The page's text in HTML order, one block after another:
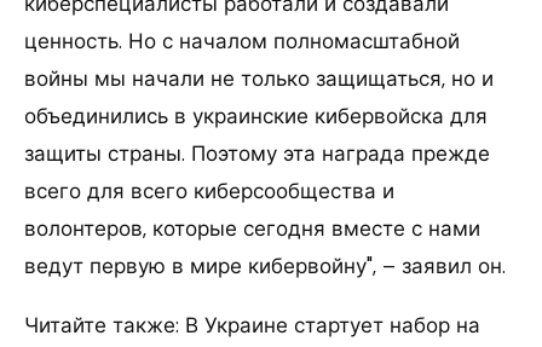
ценность. Но с началом полномасштабной
войны мы начали не только защищаться, но и
объединились в украинские кибервойска для
защиты страны. Поэтому эта награда прежде
всего для всего киберсообщества и
волонтеров, которые сегодня вместе с нами
ведут первую в мире кибервойну", – заявил он.
Читайте также: В Украине стартует набор на